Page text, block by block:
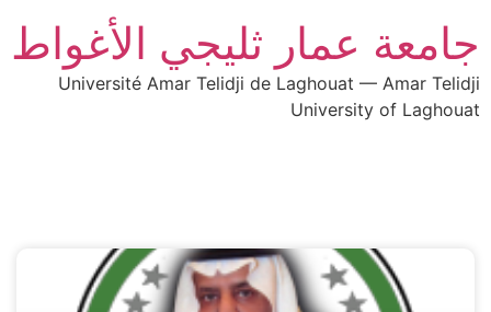
جامعة عمار ثليجي الأغواط
Université Amar Telidji de Laghouat — Amar Telidji
University of Laghouat